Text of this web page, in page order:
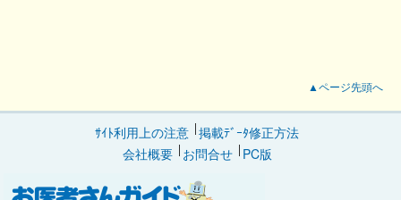
▲ページ先頭へ
ｻｲﾄ利用上の注意 掲載ﾃﾞｰﾀ修正方法
会社概要
お問合せ PC版